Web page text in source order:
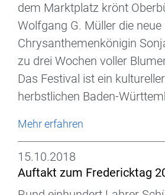
dem Marktplatz krönt
Wolfgang G. Müller die neue
Chrysanthemenkönigin
zu drei Wochen voller
Das Festival ist ein
herbstlichen Baden-
Mehr erfahren
15.10.2018
Auftakt zum Fredericktag